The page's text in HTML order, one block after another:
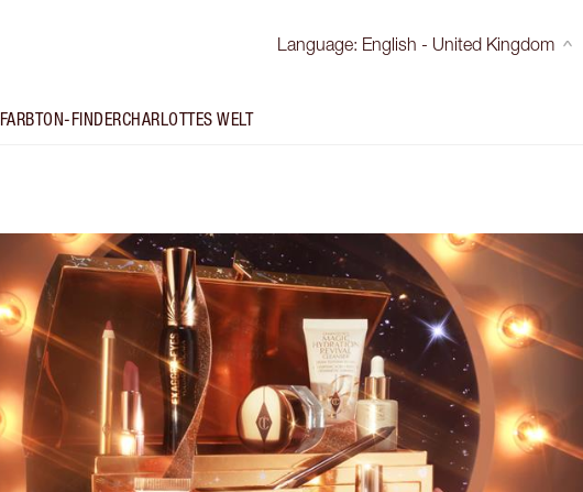
Language: English - United Kingdom
FARBTON-FINDERCHARLOTTES WELT